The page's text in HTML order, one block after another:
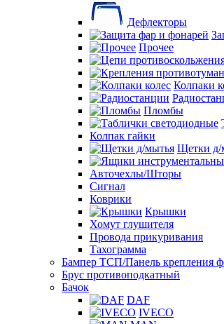
Дефлекторы
Прочее
Колпаки
Пломбы
Колпак гайки
Щетки д/
Авточехлы/Шторы
Сигнал
Коврики
Крышки
Хомут глушителя
Провода прикуривания
Тахограмма
Бампер ТСП/Панель крепления
Брус противоподкатный
Бачок
DAF
IVECO